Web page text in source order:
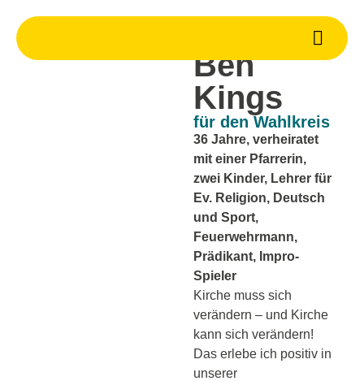
Ben
Kings
für den Wahlkreis
36 Jahre, verheiratet
mit einer Pfarrerin,
zwei Kinder, Lehrer für
Ev. Religion, Deutsch
und Sport,
Feuerwehrmann,
Prädikant, Impro-
Spieler
Kirche muss sich
verändern – und Kirche
kann sich verändern!
Das erlebe ich positiv in
unserer